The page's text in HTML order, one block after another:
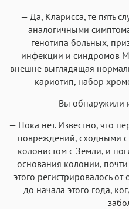
— Да, Кларисса, те пять
аналогичными
генотипа больных,
инфекции и синдромов
внешне выглядящая
кариотип, набор
— Вы обнаружили
— Пока нет. Известно, что
повреждений, сходными
колонистом с Земли, и
основания колонии, почти
этого регистрировалось
до начала этого года,